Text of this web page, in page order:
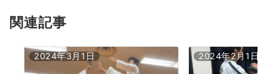
ョ
ン
関連記事
2024年3月1日 2024年2月1日